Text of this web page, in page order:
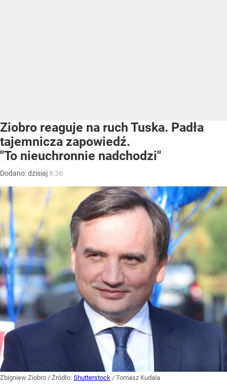
Ziobro reaguje na ruch Tuska. Padła
tajemnicza zapowiedź.
"To nieuchronnie nadchodzi"
Dodano:dzisiaj 8:36
Zbigniew Ziobro / Źródło: Shutterstock / Tomasz Kudala